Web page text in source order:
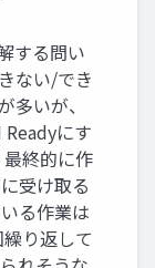
する問い
ない/でき
多いが、
にす
終的に作
受け取る
る作業は
り返して